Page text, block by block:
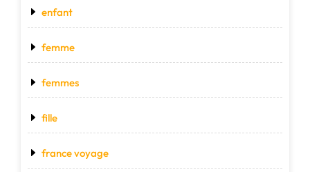
enfant
femme
femmes
fille
france voyage